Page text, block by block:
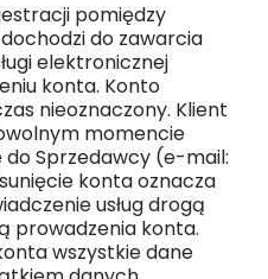
pomiędzy
do zawarcia
elektronicznej
konta. Konto
nieoznaczony. Klient
momencie
Sprzedawcy (e-mail:
konta oznacza
usług drogą
prowadzenia konta.
wszystkie dane